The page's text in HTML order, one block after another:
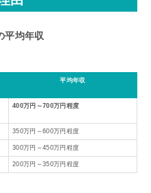
平均年収
平均年収
400万円～700万円程度
350万円～600万円程度
300万円～450万円程度
200万円～350万円程度